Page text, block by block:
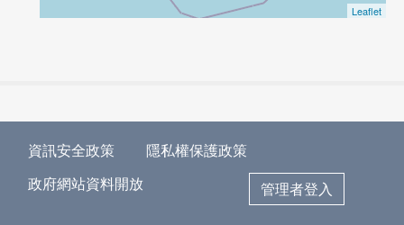
Leaflet
資訊安全政策
隱私權保護政策
政府網站資料開放
管理者登入